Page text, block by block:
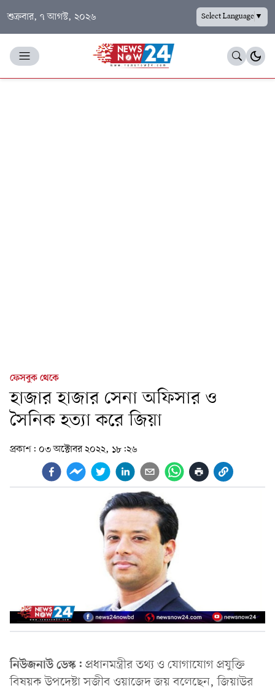
শুক্রবার, ৭ আগস্ট, ২০২৬ Select Language▼
ফেসবুক থেকে
হাজার হাজার সেনা অফিসার ও
সৈনিক হত্যা করে জিয়া
প্রকাশ: ০৩ অক্টোবর ২০২২, ১৮:২৬
নিউজনাউ ডেস্ক: প্রধানমন্ত্রীর তথ্য ও যোগাযোগ প্রযুক্তি
বিষয়ক উপদেষ্টা সজীব ওয়াজেদ জয় বলেছেন, জিয়াউর